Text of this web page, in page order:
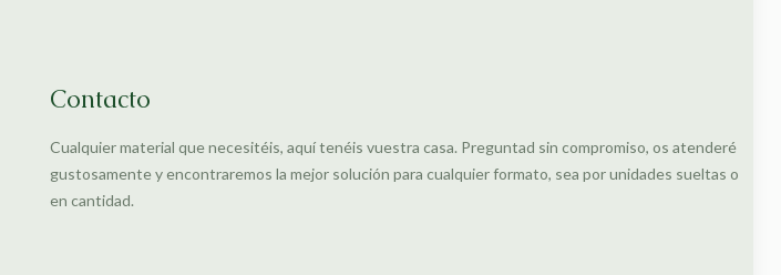
Contacto
Cualquier material que necesitéis, aquí tenéis vuestra casa. Preguntad sin compromiso, os atenderé
gustosamente y encontraremos la mejor solución para cualquier formato, sea por unidades sueltas o
en cantidad.